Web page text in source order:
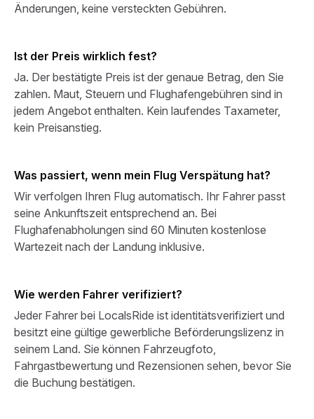
Änderungen, keine versteckten Gebühren.
Ist der Preis wirklich fest?
Ja. Der bestätigte Preis ist der genaue Betrag, den Sie
zahlen. Maut, Steuern und Flughafengebühren sind in
jedem Angebot enthalten. Kein laufendes Taxameter,
kein Preisanstieg.
Was passiert, wenn mein Flug Verspätung hat?
Wir verfolgen Ihren Flug automatisch. Ihr Fahrer passt
seine Ankunftszeit entsprechend an. Bei
Flughafenabholungen sind 60 Minuten kostenlose
Wartezeit nach der Landung inklusive.
Wie werden Fahrer verifiziert?
Jeder Fahrer bei LocalsRide ist identitätsverifiziert und
besitzt eine gültige gewerbliche Beförderungslizenz in
seinem Land. Sie können Fahrzeugfoto,
Fahrgastbewertung und Rezensionen sehen, bevor Sie
die Buchung bestätigen.